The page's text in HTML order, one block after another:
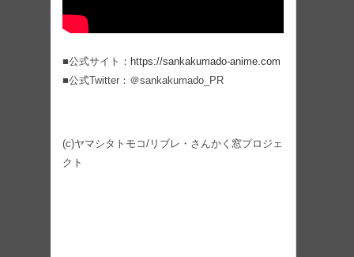
■公式サイト： https://sankakumado-anime.com
■公式Twitter：＠sankakumado_PR
(c)ヤマシタトモコ/リブレ・さんかく窓プロジェ
クト